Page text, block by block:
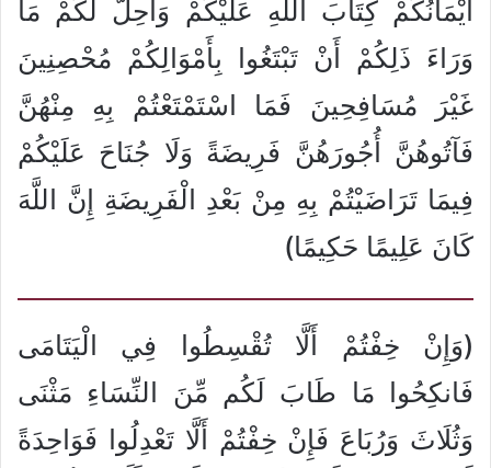
أَيْمَانُكُمْ كِتَابَ اللَّهِ عَلَيْكُمْ وَأُحِلَّ لَكُمْ مَا
وَرَاءَ ذَلِكُمْ أَنْ تَبْتَغُوا بِأَمْوَالِكُمْ مُحْصِنِينَ
غَيْرَ مُسَافِحِينَ فَمَا اسْتَمْتَعْتُمْ بِهِ مِنْهُنَّ
فَآتُوهُنَّ أُجُورَهُنَّ فَرِيضَةً وَلَا جُنَاحَ عَلَيْكُمْ
فِيمَا تَرَاضَيْتُمْ بِهِ مِنْ بَعْدِ الْفَرِيضَةِ إِنَّ اللَّهَ
كَانَ عَلِيمًا حَكِيمًا)
(وَإِنْ خِفْتُمْ أَلَّا تُقْسِطُوا فِي الْيَتَامَى
فَانكِحُوا مَا طَابَ لَكُم مِّنَ النِّسَاءِ مَثْنَى
وَثُلَاثَ وَرُبَاعَ فَإِنْ خِفْتُمْ أَلَّا تَعْدِلُوا فَوَاحِدَةً